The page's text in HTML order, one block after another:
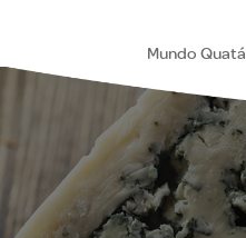
Mundo Quatá